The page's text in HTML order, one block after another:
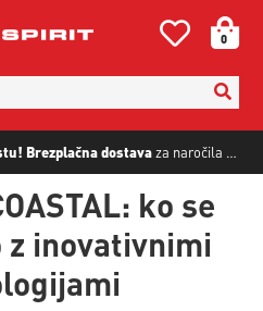
Brezplačna dostavaza naročila nad
0
ko se
inovativnimi